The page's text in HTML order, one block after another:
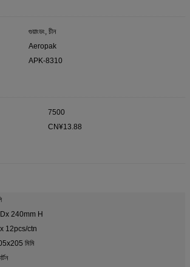
গুয়াংডং, চীন
Aeropak
APK-8310
7500
CN¥13.88
240mm H
12pcs/ctn
মিমি